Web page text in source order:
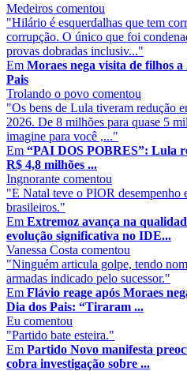
Medeiros comentou
"Hilário é esquerdalhas que tem
corrupção. O único que foi
provas dobradas inclusiv..."
Em Moraes nega visita de filhos
Pais
Trolando o povo comentou
"Os bens de Lula tiveram redução
2026. De 8 milhões para quase 5
imagine para você ,..."
Em “PAI DOS POBRES”: Lula
R$ 4,8 milhões ...
Ingnorante comentou
"E Natal teve o PIOR desempenho
brasileiros."
Em Extremoz avança na
evolução significativa no IDE...
Vanessa Costa comentou
"Ninguém articula golpe, tendo
armadas indicado pelo sucessor."
Em Flávio reage após Moraes
Dia dos Pais: “Tiraram ...
Eu comentou
"Partido bate esteira."
Em Partido Novo manifesta
cobra investigação sobre ...